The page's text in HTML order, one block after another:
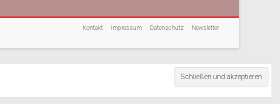
Kontakt Impressum Datenschutz Newsletter